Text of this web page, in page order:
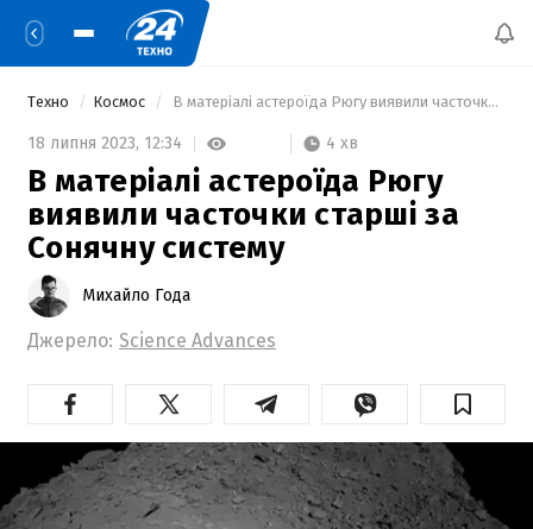
Техно Космос В матеріалі астероїда Рюгу виявили часточки старші за Сонячну систему
18 липня 2023, 12:34 4 хв
В матеріалі астероїда Рюгу
виявили часточки старші за
Сонячну систему
Михайло Года
Джерело: Science Advances